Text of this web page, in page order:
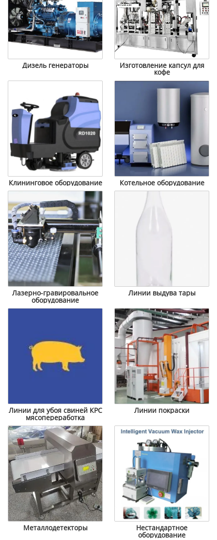
Дизель генераторы Изготовление капсул для
кофе
Клининговое оборудование Котельное оборудование
Лазерно-гравировальное
оборудование
Линии выдува тары
Линии для убоя свиней КРС
мясопереработка
Линии покраски
Металлодетекторы Нестандартное
оборудование